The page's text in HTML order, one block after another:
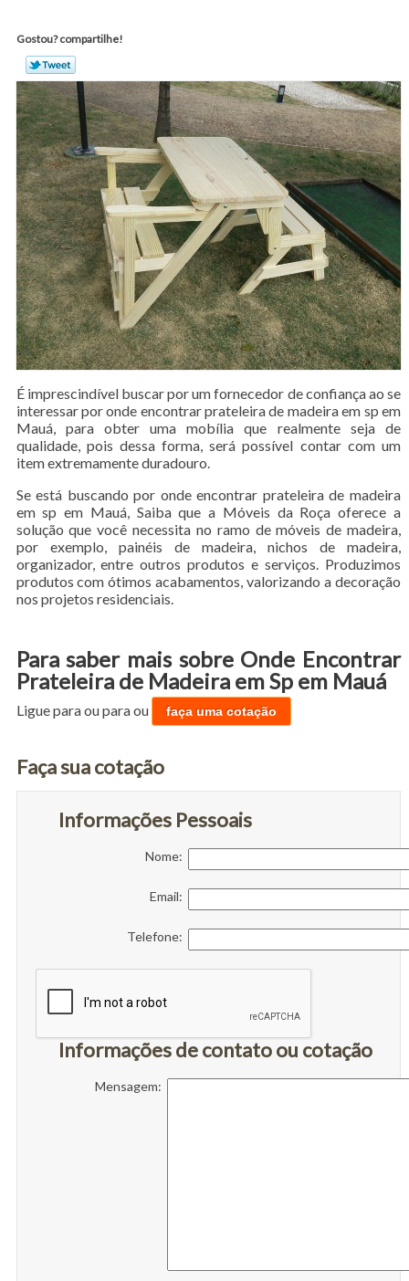
Gostou? compartilhe!
É imprescindível buscar por um fornecedor de confiança ao se
interessar por onde encontrar prateleira de madeira em sp em
Mauá, para obter uma mobília que realmente seja de
qualidade, pois dessa forma, será possível contar com um
item extremamente duradouro.
Se está buscando por onde encontrar prateleira de madeira
em sp em Mauá, Saiba que a Móveis da Roça oferece a
solução que você necessita no ramo de móveis de madeira,
por exemplo, painéis de madeira, nichos de madeira,
organizador, entre outros produtos e serviços. Produzimos
produtos com ótimos acabamentos, valorizando a decoração
nos projetos residenciais.
Para saber mais sobre Onde Encontrar
Prateleira de Madeira em Sp em Mauá
Ligue paraou paraou faça uma cotação
Faça sua cotação
Informações Pessoais
Nome:
Email:
Telefone:
Informações de contato ou cotação
Mensagem: